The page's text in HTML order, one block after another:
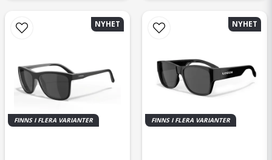
FINNS I FLERA VARIANTER
NYHET
FINNS I FLERA VARIANTER
NYHET